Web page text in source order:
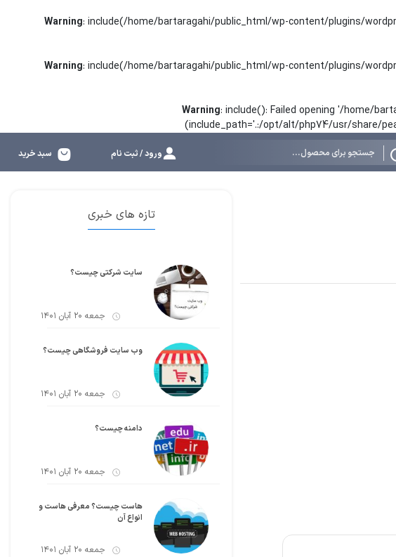
Warning: include(/home/bartaragahi/public_html/wp-content/plugins/
Warning: include(/home/bartaragahi/public_html/wp-content/plugins/
Warning: include(): Failed opening '/home/
(include_path='.:/opt/alt/php74/usr/share/
ورود / ثبت نام سبد خرید
تازه های خبری
سایت شرکتی چیست؟
جمعه 20 آبان 1401
وب سایت فروشگاهی چیست؟
جمعه 20 آبان 1401
دامنه چیست؟
جمعه 20 آبان 1401
هاست چیست؟ معرفی هاست و
انواع آن
جمعه 20 آبان 1401